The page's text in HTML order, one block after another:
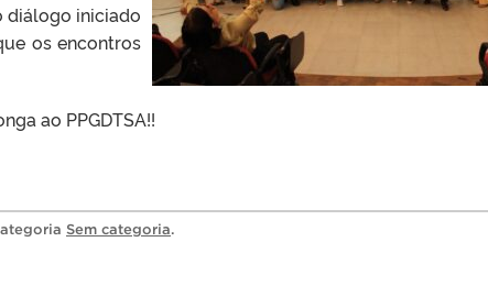
diálogo iniciado
os encontros
ao PPGDTSA!!
Sem categoria.